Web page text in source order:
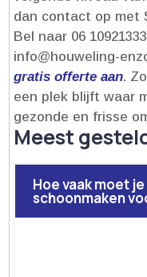
dan contact op met
Bel naar 06
info@houweling-
gratis offerte aan.​
een plek blijft waar
gezonde en frisse
Meest
Hoe vaak moet
schoonmaken